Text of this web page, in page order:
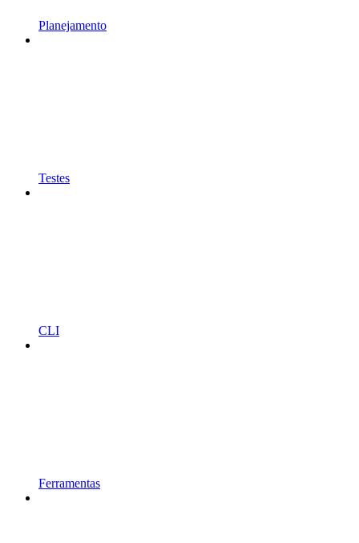
Planejamento
Testes
CLI
Ferramentas